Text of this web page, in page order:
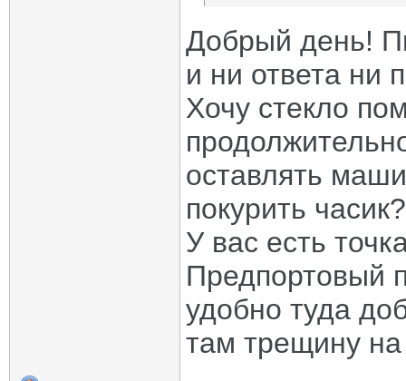
Добрый день!
и ни ответа ни
Хочу стекло
оставлять
покурить
У вас есть
Предпортовый
удобно туда
там трещину